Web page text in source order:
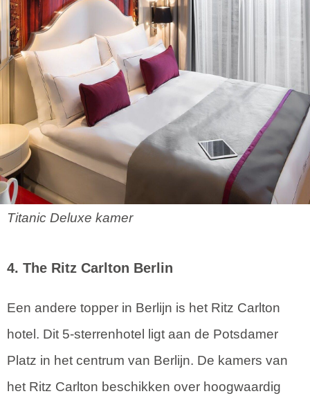
Titanic Deluxe kamer
4. The Ritz Carlton Berlin
Een andere topper in Berlijn is het Ritz Carlton
hotel. Dit 5-sterrenhotel ligt aan de Potsdamer
Platz in het centrum van Berlijn. De kamers van
het Ritz Carlton beschikken over hoogwaardig